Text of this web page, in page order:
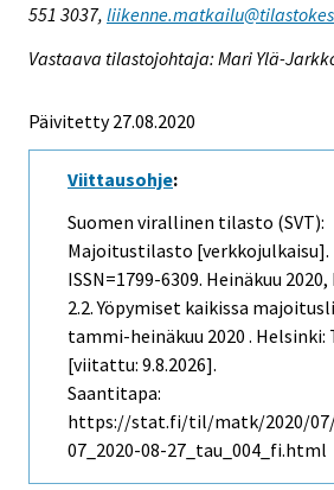
551 3037,
Vastaava tilastojohtaja: Mari Ylä-
Päivitetty 27.08.2020
Viittausohje:
Suomen virallinen tilasto (SVT):
Majoitustilasto [verkkojulkaisu].
ISSN=1799-6309. Heinäkuu
2.2. Yöpymiset kaikissa
tammi-heinäkuu 2020 . Helsinki:
[viitattu: 9.8.2026].
Saantitapa:
https://stat.fi/til/matk/2020/07/
07_2020-08-27_tau_004_fi.html